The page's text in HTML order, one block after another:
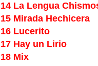
14 La Lengua
15 Mirada Hechicera
16 Lucerito
17 Hay un Lirio
18 Mix